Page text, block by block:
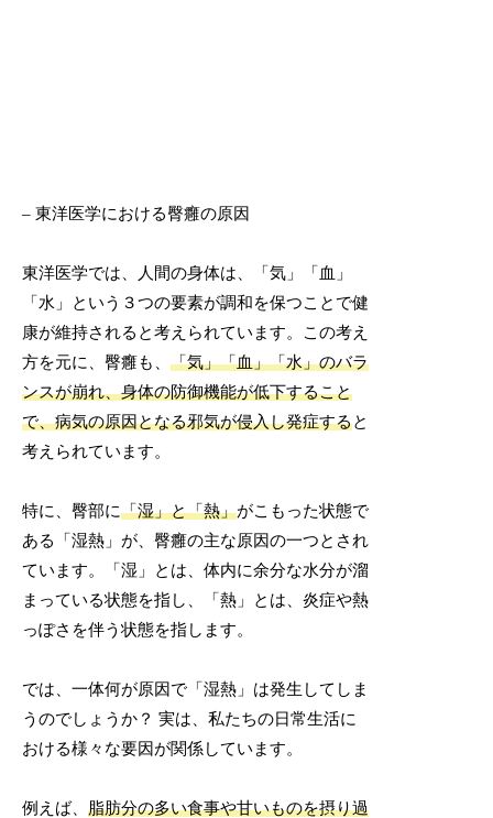
– 東洋医学における臀癰の原因
東洋医学では、人間の身体は、「気」「血」
「水」という３つの要素が調和を保つことで健
康が維持されると考えられています。この考え
方を元に、臀癰も、「気」「血」「水」のバラ
ンスが崩れ、身体の防御機能が低下すること
で、病気の原因となる邪気が侵入し発症すると
考えられています。
特に、臀部に「湿」と「熱」がこもった状態で
ある「湿熱」が、臀癰の主な原因の一つとされ
ています。「湿」とは、体内に余分な水分が溜
まっている状態を指し、「熱」とは、炎症や熱
っぽさを伴う状態を指します。
では、一体何が原因で「湿熱」は発生してしま
うのでしょうか？ 実は、私たちの日常生活に
おける様々な要因が関係しています。
例えば、脂肪分の多い食事や甘いものを摂り過